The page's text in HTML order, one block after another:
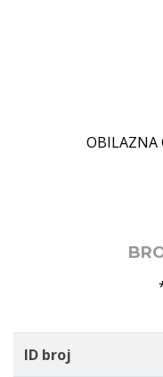
OBILAZNA
ID broj